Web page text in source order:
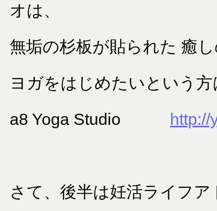
オは、
無垢の杉板が貼られた 癒
ヨガをはじめたいという
a8 Yoga Studio http://
さて、後半は妊活ライフ